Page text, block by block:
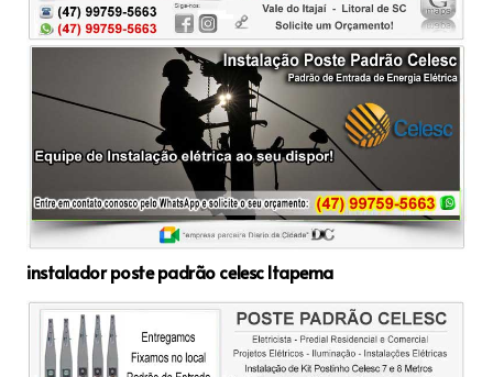
instalador poste padrão celesc Itapema